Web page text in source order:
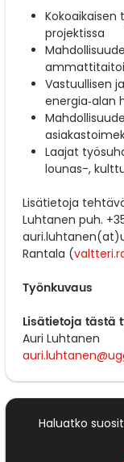
Kokoaikaisen
projektissa
Vastuullisen
energia‑alan
Laajat
lounas-,
Lisätietoja
Luhtanen puh.
Rantala (
Työnkuvaus
Lisätietoja tästä
Auri Luhtanen
Haluatko